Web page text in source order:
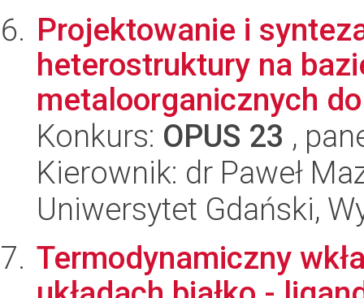
Projektowanie i
heterostruktury na
metaloorganicznych
Konkurs: OPUS 23 ,
Kierownik: dr Paweł
Uniwersytet Gdański,
Termodynamiczny